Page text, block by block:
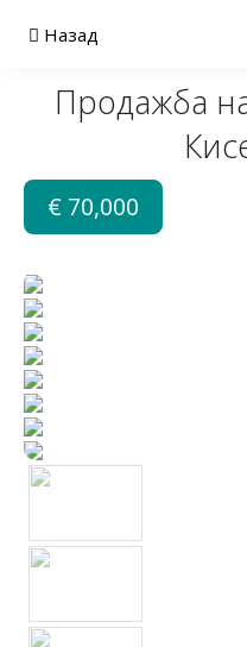
Назад
Продажба
€ 70,000